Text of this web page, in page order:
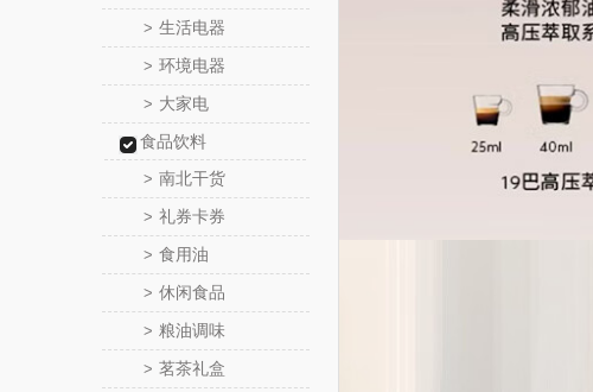
> 生活电器
> 环境电器
> 大家电
食品饮料
> 南北干货
> 礼券卡券
> 食用油
> 休闲食品
> 粮油调味
> 茗茶礼盒